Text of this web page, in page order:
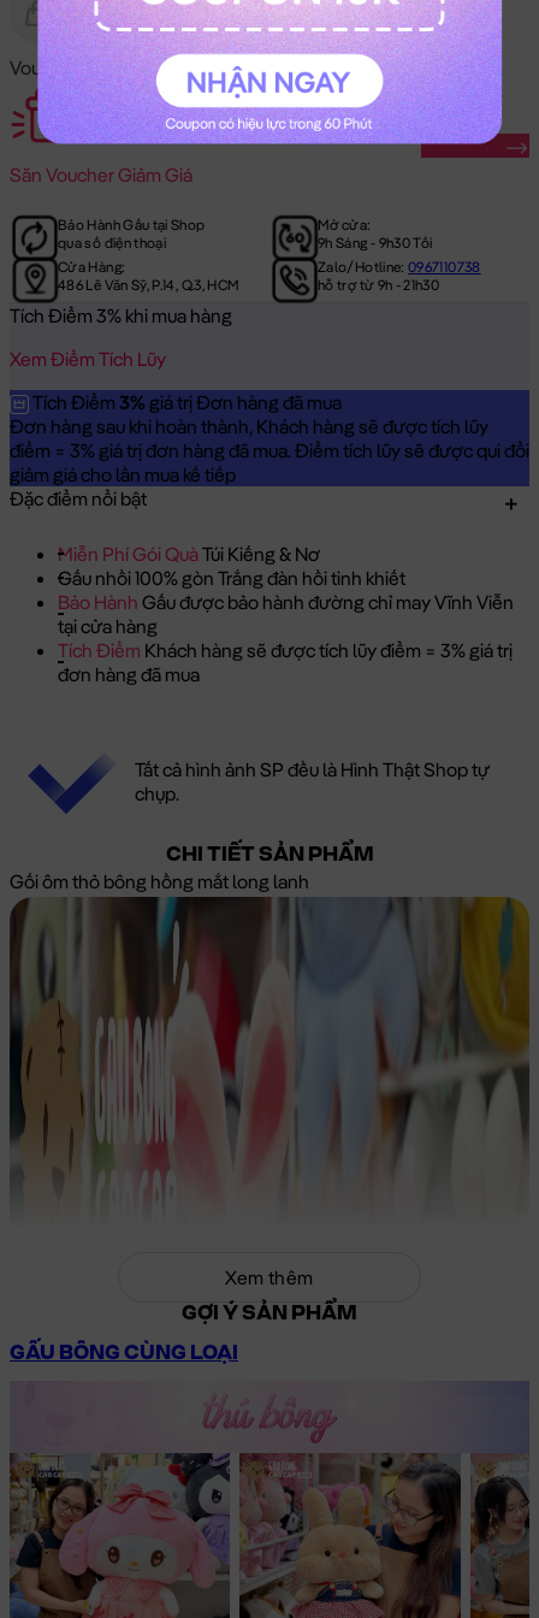
Gửi Tặng Hết Hàng
Voucher Mã Khuyến Mãi:
Săn Voucher Giảm Giá
Săn Ngay
Bảo Hành Gấu tại Shop
qua số điện thoại
Mở cửa:
9h Sáng - 9h30 Tối
Cửa Hàng:
486 Lê Văn Sỹ, P.14, Q.3, HCM
Zalo/Hotline:0967110738
hỗ trợ từ 9h - 21h30
Tích Điểm 3% khi mua hàng
Xem Điểm Tích Lũy
Tích Điểm 3% giá trị Đơn hàng đã mua
Đơn hàng sau khi hoàn thành, Khách hàng sẽ được tích lũy
điểm = 3% giá trị đơn hàng đã mua. Điểm tích lũy sẽ được qui đổi
giảm giá cho lần mua kế tiếp
Đặc điểm nổi bật
Miễn Phí Gói QuàTúi Kiếng & Nơ
Gấu nhồi 100% gòn Trắng đàn hồi tinh khiết
Bảo Hành Gấu được bảo hành đường chỉ may Vĩnh Viễn
tại cửa hàng
Tích Điểm Khách hàng sẽ được tích lũy điểm = 3% giá trị
đơn hàng đã mua
Tất cả hình ảnh SP đều là Hình Thật Shop tự
chụp.
CHI TIẾT SẢN PHẨM
Gối ôm thỏ bông hồng mắt long lanh
Xem thêm
GỢI Ý SẢN PHẨM
GẤU BÔNG CÙNG LOẠI